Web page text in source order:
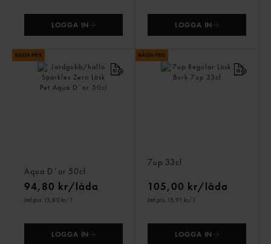
LOGGA IN LOGGA IN
Aqua D´or 50cl
94,80 kr/låda
Jmf.pris 15,80 kr/ l
LOGGA IN
7up 33cl
105,00 kr/låda
Jmf.pris 15,91 kr/ l
LOGGA IN